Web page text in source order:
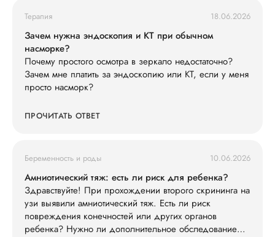
Терапия 18.06.2026
Зачем нужна эндоскопия и КТ при обычном
насморке?
Почему простого осмотра в зеркало недостаточно?
Зачем мне платить за эндоскопию или КТ, если у меня
просто насморк?
ПРОЧИТАТЬ ОТВЕТ
Беременность и роды 10.06.2026
Амниотический тяж: есть ли риск для ребенка?
Здравствуйте! При прохождении второго скрининга на
узи выявили амниотический тяж. Есть ли риск
повреждения конечностей или других органов
ребенка? Нужно ли дополнительное обследование